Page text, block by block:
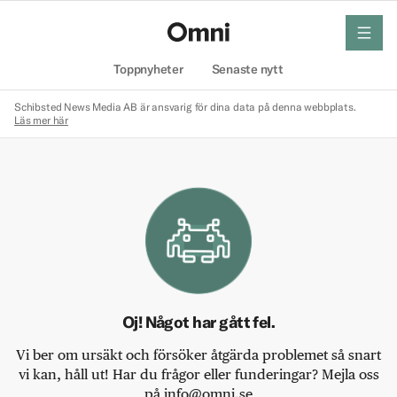
Toppnyheter Senaste nytt
meny
Schibsted News Media AB är ansvarig för dina data på denna webbplats.
Läs mer här
Oj! Något har gått fel.
Vi ber om ursäkt och försöker åtgärda problemet så snart
vi kan, håll ut! Har du frågor eller funderingar? Mejla oss